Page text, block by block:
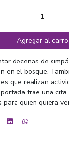
Agregar al carro
decenas de
en el bosque.
que realizan
trae una
para quien quiera